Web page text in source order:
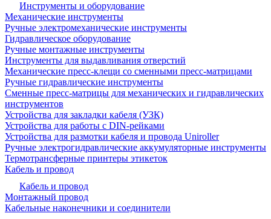
Инструменты и оборудование
Механические инструменты
Ручные электромеханические инструменты
Гидравлическое оборудование
Ручные монтажные инструменты
Инструменты для выдавливания отверстий
Механические пресс-клещи со сменными пресс-матрицами
Ручные гидравлические инструменты
Сменные пресс-матрицы для механических и гидравлических
инструментов
Устройства для закладки кабеля (УЗК)
Устройства для работы с DIN-рейками
Устройства для размотки кабеля и провода Uniroller
Ручные электрогидравлические аккумуляторные инструменты
Термотрансферные принтеры этикеток
Кабель и провод
Кабель и провод
Монтажный провод
Кабельные наконечники и соединители